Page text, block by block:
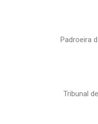
Padroeira
Tribunal